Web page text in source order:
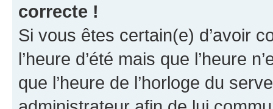
correcte !
Si vous êtes certain(e) d’avoir
l’heure d’été mais que l’heure
que l’heure de l’horloge du